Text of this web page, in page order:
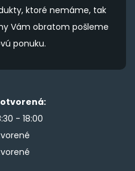
ktoré nemáme, tak
Vám obratom pošleme
ponuku.
- 18:00